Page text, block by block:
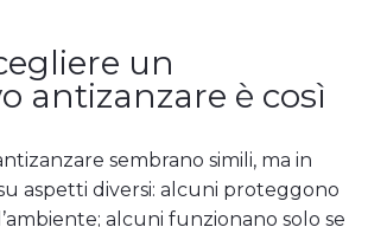
un
antizanzare è così
sembrano simili, ma in
aspetti diversi: alcuni proteggono
alcuni funzionano solo se